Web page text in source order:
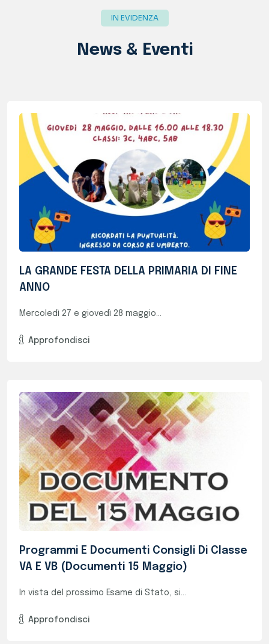
LA GRANDE FESTA DELLA PRIMARIA DI FINE
ANNO
Mercoledì 27 e giovedì 28 maggio...
Approfondisci
Programmi E Documenti Consigli Di Classe
VA E VB (Documenti 15 Maggio)
In vista del prossimo Esame di Stato, si...
Approfondisci